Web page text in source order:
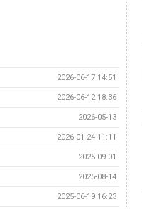
2026-06-17 14:51
2026-06-12 18:36
2026-05-13
2026-01-24 11:11
2025-09-01
2025-08-14
2025-06-19 16:23